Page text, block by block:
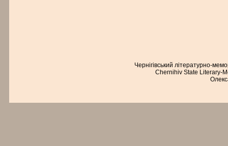
Чернігівський літературно-
Chernihiv State Literary-